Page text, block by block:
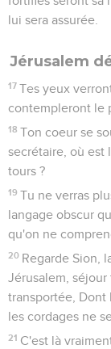
1 Le désert et le
2 Elle se couvrira
d'allégresse et
donnée, La
la gloire de
Dites à ceux qui
craignez point ;
rétribution de
Alors s'ouvriront
oreilles des sourds
Alors le boiteux
muet éclatera de
Et des ruisseaux